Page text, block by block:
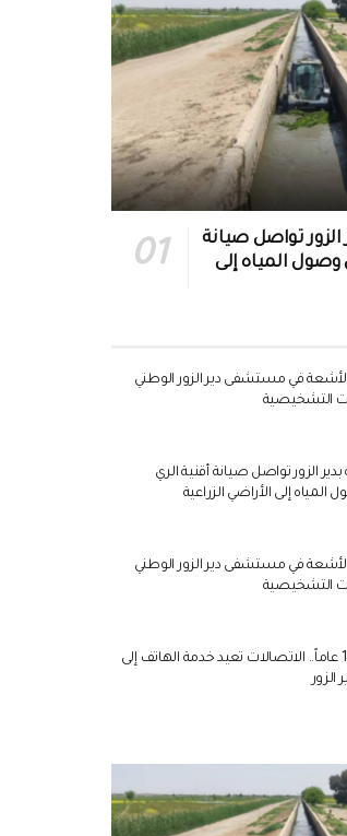
الزور تواصل صيانة
وصول المياه إلى
في مستشفى دير الزور الوطني
التشخيصية
بدير الزور تواصل صيانة أقنية الري
إلى الأراضي الزراعية
في مستشفى دير الزور الوطني
التشخيصية
بعد انقطاع 14 عاماً.. الاتصالات تعيد خدمة الهاتف إلى
الزور